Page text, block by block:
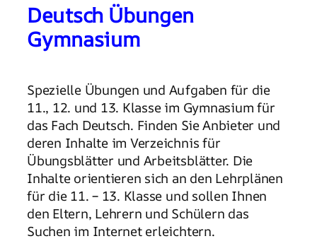
Deutsch Übungen
Gymnasium
Spezielle Übungen und Aufgaben für die
11., 12. und 13. Klasse im Gymnasium für
das Fach Deutsch. Finden Sie Anbieter und
deren Inhalte im Verzeichnis für
Übungsblätter und Arbeitsblätter. Die
Inhalte orientieren sich an den Lehrplänen
für die 11. – 13. Klasse und sollen Ihnen
den Eltern, Lehrern und Schülern das
Suchen im Internet erleichtern.